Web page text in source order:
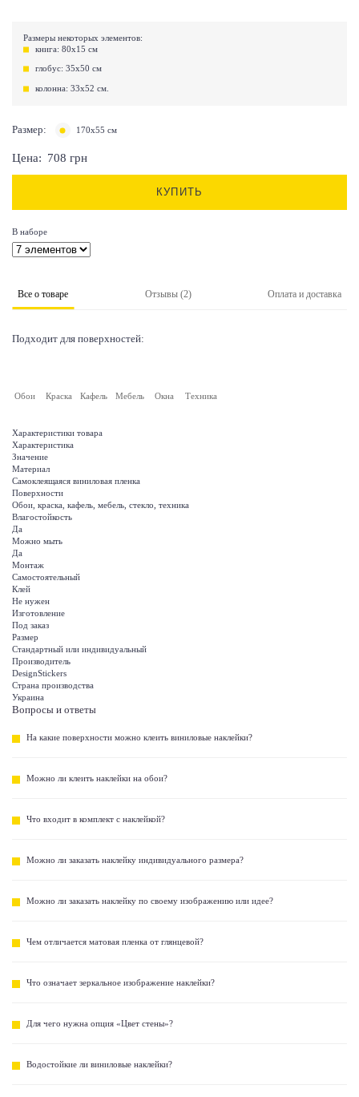
Размеры некоторых элементов:
книга: 80х15 см
глобус: 35х50 см
колонна: 33х52 см.
Размер: 170х55 см
Цена: 708 грн
КУПИТЬ
В наборе
Все о товаре Отзывы (2) Оплата и доставка
Подходит для поверхностей:
Обои Краска Кафель Мебель Окна Техника
Характеристики товара
Характеристика
Значение
Материал
Самоклеящаяся виниловая пленка
Поверхности
Обои, краска, кафель, мебель, стекло, техника
Влагостойкость
Да
Можно мыть
Да
Монтаж
Самостоятельный
Клей
Не нужен
Изготовление
Под заказ
Размер
Стандартный или индивидуальный
Производитель
DesignStickers
Страна производства
Украина
Вопросы и ответы
На какие поверхности можно клеить виниловые наклейки?
Можно ли клеить наклейки на обои?
Что входит в комплект с наклейкой?
Можно ли заказать наклейку индивидуального размера?
Можно ли заказать наклейку по своему изображению или идее?
Чем отличается матовая пленка от глянцевой?
Что означает зеркальное изображение наклейки?
Для чего нужна опция «Цвет стены»?
Водостойкие ли виниловые наклейки?